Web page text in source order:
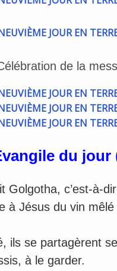
de la
du jour
Golgotha, c’est-à-
à Jésus du vin
ils se partagèrent
à le garder.